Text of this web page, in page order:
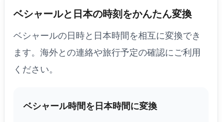
ベシャールと日本の時刻をかんたん変換
ベシャールの日時と日本時間を相互に変換でき
ます。海外との連絡や旅行予定の確認にご利用
ください。
ベシャール時間を日本時間に変換